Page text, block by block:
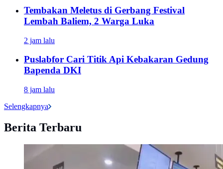
Tembakan Meletus di Gerbang Festival
Lembah Baliem, 2 Warga Luka
2 jam lalu
Puslabfor Cari Titik Api Kebakaran Gedung
Bapenda DKI
8 jam lalu
Selengkapnya
Berita Terbaru